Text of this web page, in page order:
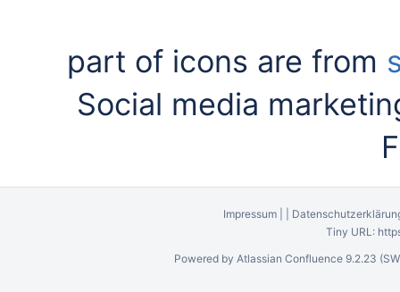
part of icons are from
Social media
Impressum|
Tiny URL:
Powered by Atlassian Confluence 9.2.23